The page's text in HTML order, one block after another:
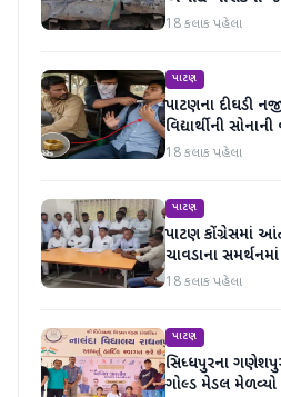
18 કલાક પહેલા
પાટણ
પાટણના દીઘડી
વિદ્યાર્થીની
18 કલાક પહેલા
પાટણ
પાટણ કોંગ્રેસમાં
ચાવડાના સમર્થનમાં
18 કલાક પહેલા
પાટણ
સિધ્ધપુરના
ગોલ્ડ મેડલ મેળવ્યો